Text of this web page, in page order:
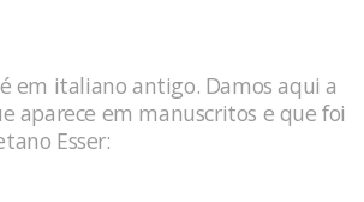
em italiano antigo. Damos aqui a
aparece em manuscritos e que foi
Esser: